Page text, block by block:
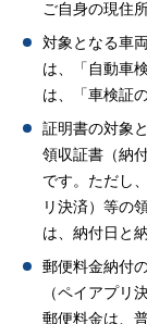
ご自身の現住
対象となる車
は、「自動車
は、「車検証
証明書の対象
領収証書（納
です。ただし
リ決済）等の
は、納付日と
郵便料金納付
（ペイアプリ
郵便料金は、